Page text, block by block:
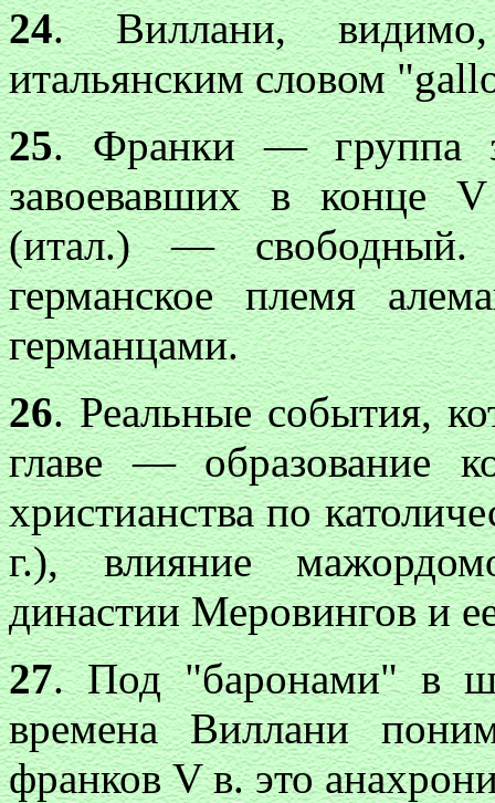
24. Виллани,
итальянским словом
25. Франки — группа
завоевавших в конце
(итал.) — свободный.
германское племя
германцами.
26. Реальные события,
главе — образование
христианства по
г.), влияние
династии Меровингов и
27. Под "баронами" в
времена Виллани
франков V в. это